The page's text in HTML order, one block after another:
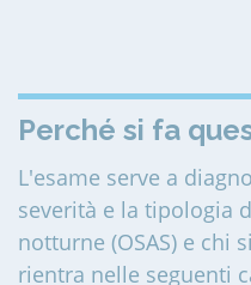
Perché si fa
L'esame serve a
severità e la tipologia
notturne (OSAS) e chi
rientra nelle seguenti